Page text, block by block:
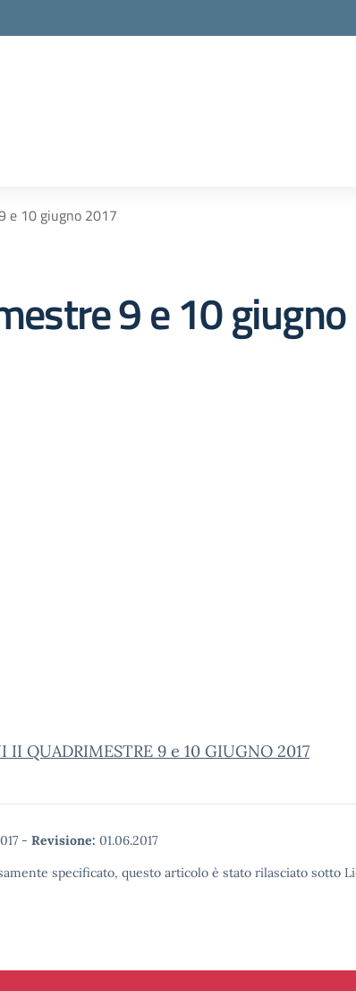
e 10 giugno 2017
9 e 10
II QUADRIMESTRE 9 e 10 GIUGNO 2017
- Revisione: 01.06.2017
specificato, questo articolo è stato rilasciato sotto